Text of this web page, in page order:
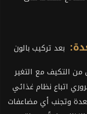
بعد تركيب بالون
من التكيف مع التغير
اتباع نظام غذائي
وتجنب أي مضاعفات